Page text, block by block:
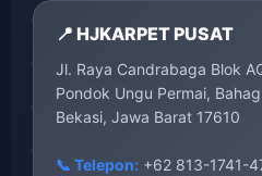
📍 HJKARPET PUSAT
Jl. Raya Candrabaga Blok
Pondok Ungu Permai,
Bekasi, Jawa Barat 17610
📞 Telepon: +62 813-1741-